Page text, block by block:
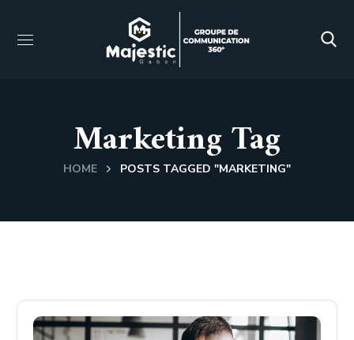
Marketing Tag
HOME POSTS TAGGED "MARKETING"